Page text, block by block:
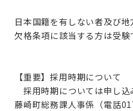
日本国籍を有しない者及び
欠格条項に該当する方は受験
【重要】採用時期について
採用時期については申し込
藤崎町総務課人事係（電話